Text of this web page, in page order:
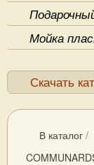
Мойка
Скачать
В каталог /